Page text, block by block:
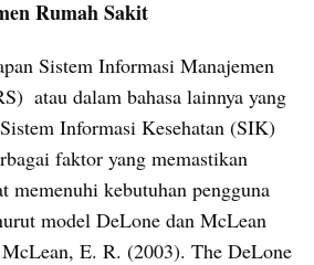
Rumah Sakit
Sistem Informasi Manajemen
atau dalam bahasa lainnya yang
Informasi Kesehatan (SIK)
faktor yang memastikan
memenuhi kebutuhan pengguna
model DeLone dan McLean
E. R. (2003). The DeLone